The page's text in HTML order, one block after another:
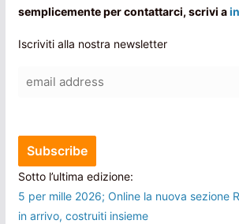
semplicemente per contattarci, scrivi a
Iscriviti alla nostra newsletter
Sotto l’ultima edizione:
5 per mille 2026; Online la nuova sezione
in arrivo, costruiti insieme